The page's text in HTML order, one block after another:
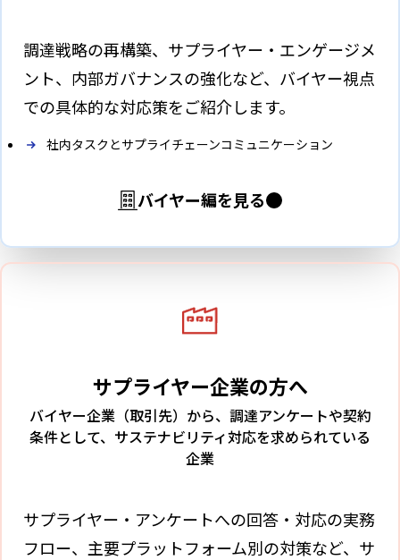
調達戦略の再構築、サプライヤー・エンゲージメ
ント、内部ガバナンスの強化など、バイヤー視点
での具体的な対応策をご紹介します。
社内タスクとサプライチェーンコミュニケーション
バイヤー編を見る
サプライヤー企業の方へ
バイヤー企業（取引先）から、調達アンケートや契約
条件として、サステナビリティ対応を求められている
企業
サプライヤー・アンケートへの回答・対応の実務
フロー、主要プラットフォーム別の対策など、サ